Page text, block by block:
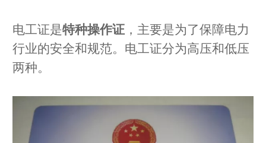
电工证是特种操作证 ，主要是为了保障电力
行业的安全和规范。电工证分为高压和低压
两种。